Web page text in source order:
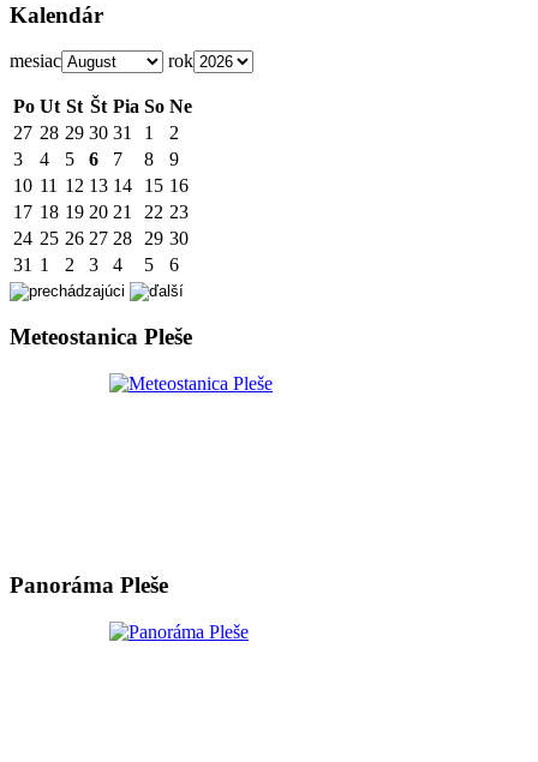
Kalendár
mesiac rok
Po Ut St Št Pia So Ne
27 28 29 30 31 1
2
3
4 5 6 7 8
9
10 11 12 13 14 15 16
17 18 19 20 21 22 23
24 25 26 27 28 29 30
31 1 2 3 4 5 6
Meteostanica Pleše
Panoráma Pleše